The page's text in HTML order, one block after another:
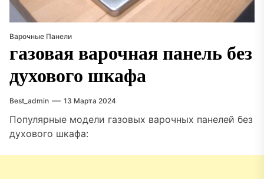
Варочные Панели
газовая варочная панель без
духового шкафа
Best_admin 13 Марта 2024
Популярные модели газовых варочных панелей без
духового шкафа: